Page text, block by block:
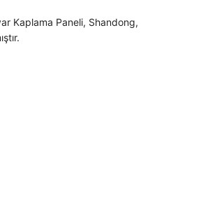
Kaplama Paneli, Shandong,